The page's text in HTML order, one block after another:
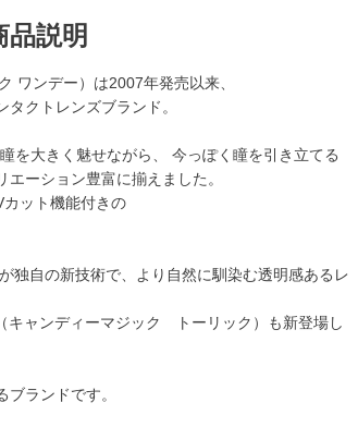
品説明
ワンデー）は2007年発売以来、
クトレンズブランド。
を大きく魅せながら、 今っぽく瞳を引き立てる
ーション豊富に揃えました。
ット機能付きの
独自の新技術で、より自然に馴染む透明感あるレ
キャンディーマジック トーリック）も新登場し
ランドです。
クーポン詳細